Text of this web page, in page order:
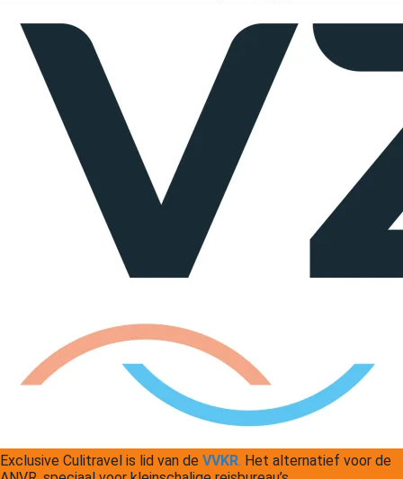
Exclusive Culitravel is lid van de VVKR. Het alternatief voor de